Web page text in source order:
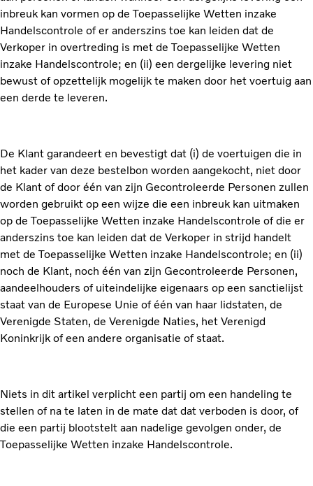
inbreuk kan vormen op de Toepasselijke Wetten inzake
Handelscontrole of er anderszins toe kan leiden dat de
Verkoper in overtreding is met de Toepasselijke Wetten
inzake Handelscontrole; en (ii) een dergelijke levering niet
bewust of opzettelijk mogelijk te maken door het voertuig aan
een derde te leveren.
De Klant garandeert en bevestigt dat (i) de voertuigen die in
het kader van deze bestelbon worden aangekocht, niet door
de Klant of door één van zijn Gecontroleerde Personen zullen
worden gebruikt op een wijze die een inbreuk kan uitmaken
op de Toepasselijke Wetten inzake Handelscontrole of die er
anderszins toe kan leiden dat de Verkoper in strijd handelt
met de Toepasselijke Wetten inzake Handelscontrole; en (ii)
noch de Klant, noch één van zijn Gecontroleerde Personen,
aandeelhouders of uiteindelijke eigenaars op een sanctielijst
staat van de Europese Unie of één van haar lidstaten, de
Verenigde Staten, de Verenigde Naties, het Verenigd
Koninkrijk of een andere organisatie of staat.
Niets in dit artikel verplicht een partij om een handeling te
stellen of na te laten in de mate dat dat verboden is door, of
die een partij blootstelt aan nadelige gevolgen onder, de
Toepasselijke Wetten inzake Handelscontrole.